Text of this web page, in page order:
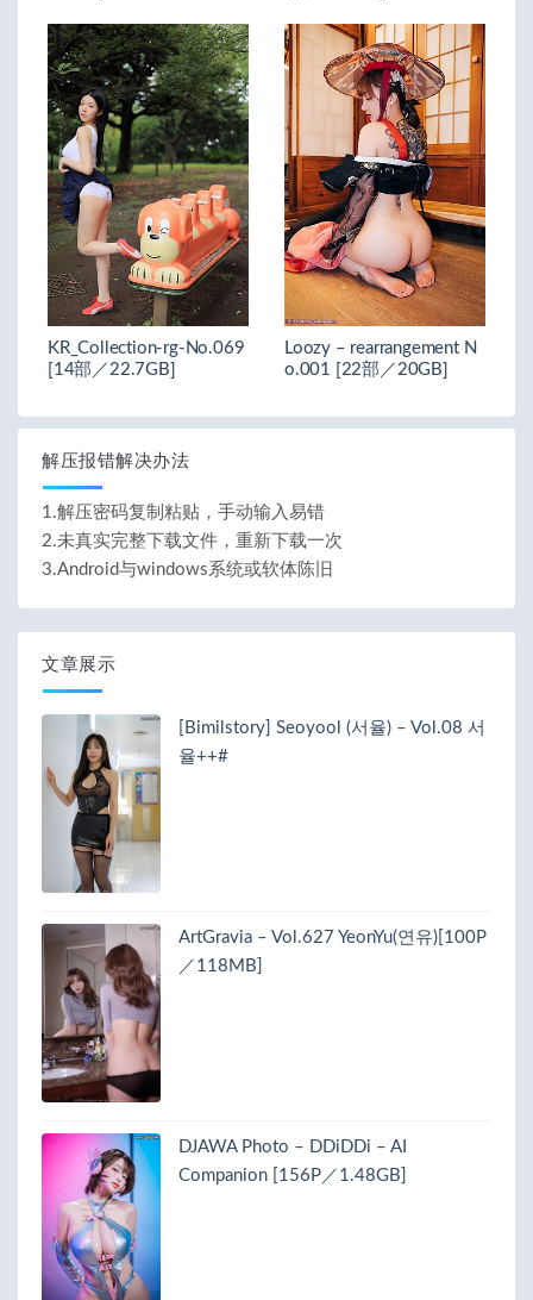
KR_Collection-rg-No.069
[14部／22.7GB]
Loozy – rearrangement N
o.001 [22部／20GB]
解压报错解决办法
1.解压密码复制粘贴，手动输入易错
2.未真实完整下载文件，重新下载一次
3.Android与windows系统或软体陈旧
文章展示
[Bimilstory] Seoyool (서율) – Vol.08 서
율++#
ArtGravia – Vol.627 YeonYu(연유)[100P
／118MB]
DJAWA Photo – DDiDDi – AI
Companion [156P／1.48GB]